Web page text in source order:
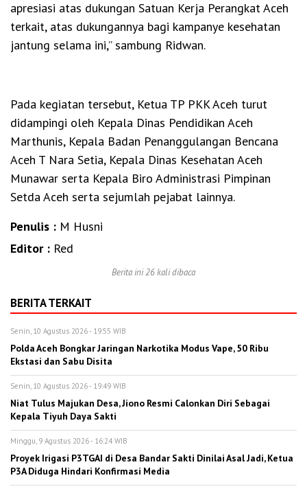
apresiasi atas dukungan Satuan Kerja Perangkat Aceh
terkait, atas dukungannya bagi kampanye kesehatan
jantung selama ini,” sambung Ridwan.
Pada kegiatan tersebut, Ketua TP PKK Aceh turut
didampingi oleh Kepala Dinas Pendidikan Aceh
Marthunis, Kepala Badan Penanggulangan Bencana
Aceh T Nara Setia, Kepala Dinas Kesehatan Aceh
Munawar serta Kepala Biro Administrasi Pimpinan
Setda Aceh serta sejumlah pejabat lainnya.
Penulis : M Husni
Editor : Red
Berita ini 26 kali dibaca
BERITA TERKAIT
Senin, 10 Agustus 2026 - 19:55 WIB
Polda Aceh Bongkar Jaringan Narkotika Modus Vape, 50 Ribu
Ekstasi dan Sabu Disita
Senin, 10 Agustus 2026 - 19:49 WIB
Niat Tulus Majukan Desa, Jiono Resmi Calonkan Diri Sebagai
Kepala Tiyuh Daya Sakti
Minggu, 9 Agustus 2026 - 16:24 WIB
Proyek Irigasi P3TGAI di Desa Bandar Sakti Dinilai Asal Jadi, Ketua
P3A Diduga Hindari Konfirmasi Media